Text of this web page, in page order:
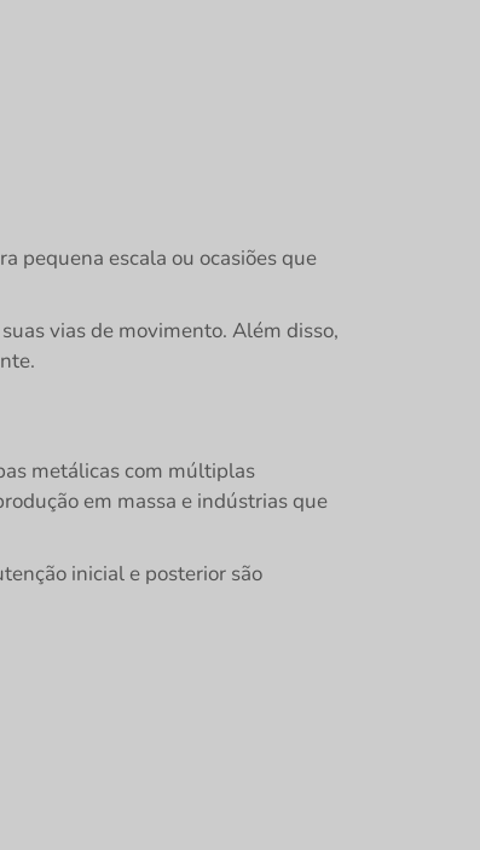
pequena escala ou ocasiões que
vias de movimento. Além disso,
metálicas com múltiplas
em massa e indústrias que
inicial e posterior são